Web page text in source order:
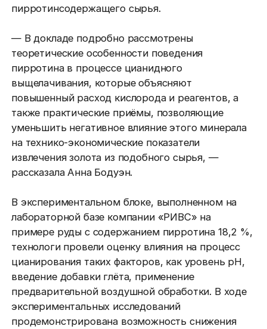
пирротинсодержащего сырья.
— В докладе подробно рассмотрены
теоретические особенности поведения
пирротина в процессе цианидного
выщелачивания, которые объясняют
повышенный расход кислорода и реагентов, а
также практические приёмы, позволяющие
уменьшить негативное влияние этого минерала
на технико-экономические показатели
извлечения золота из подобного сырья, —
рассказала Анна Бодуэн.
В экспериментальном блоке, выполненном на
лабораторной базе компании «РИВС» на
примере руды с содержанием пирротина 18,2 %,
технологи провели оценку влияния на процесс
цианирования таких факторов, как уровень pH,
введение добавки глёта, применение
предварительной воздушной обработки. В ходе
экспериментальных исследований
продемонстрирована возможность снижения